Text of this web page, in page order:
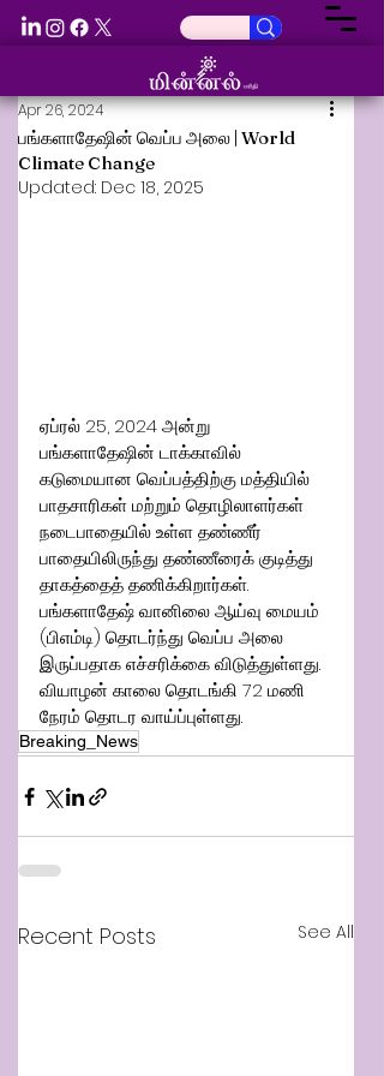
பங்களாதேஷின் வெப்ப அலை | World
Climate Change
Apr 26, 2024
Updated: Dec 18, 2025
ஏப்ரல் 25, 2024 அன்று
பங்களாதேஷின் டாக்காவில்
கடுமையான வெப்பத்திற்கு மத்தியில்
பாதசாரிகள் மற்றும் தொழிலாளர்கள்
நடைபாதையில் உள்ள தண்ணீர்
பாதையிலிருந்து தண்ணீரைக் குடித்து
தாகத்தைத் தணிக்கிறார்கள்.
பங்களாதேஷ் வானிலை ஆய்வு மையம்
(பிஎம்டி) தொடர்ந்து வெப்ப அலை
இருப்பதாக எச்சரிக்கை விடுத்துள்ளது.
வியாழன் காலை தொடங்கி 72 மணி
நேரம் தொடர வாய்ப்புள்ளது.
Breaking_News
Recent Posts See All